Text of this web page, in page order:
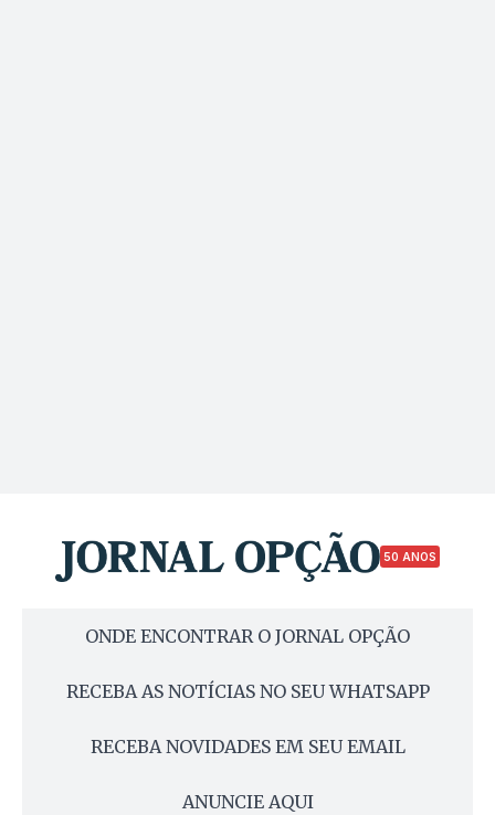
50 ANOS
ONDE ENCONTRAR O JORNAL OPÇÃO
RECEBA AS NOTÍCIAS NO SEU WHATSAPP
RECEBA NOVIDADES EM SEU EMAIL
ANUNCIE AQUI